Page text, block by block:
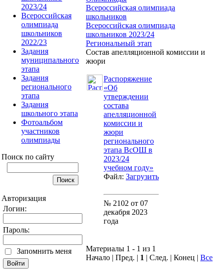
2023/24
Всероссийская
олимпиада
школьников
2022/23
Задания
муниципального
этапа
Задания
регионального
этапа
Задания
школьного этапа
Фотоальбом
участников
олимпиады
Поиск по сайту
Авторизация
Логин:
Пароль:
Запомнить меня
Всероссийская олимпиада
школьников
Всероссийская олимпиада
школьников 2023/24
Региональный этап
Состав апелляционной комиссии и
жюри
Распоряжение
«Об
утверждении
состава
апелляционной
комиссии и
жюри
регионального
этапа ВсОШ в
2023/24
учебном году»
Файл: Загрузить
№ 2102 от 07
декабря 2023
года
Материалы 1 - 1 из 1
Начало | Пред. | 1 | След. | Конец | Все